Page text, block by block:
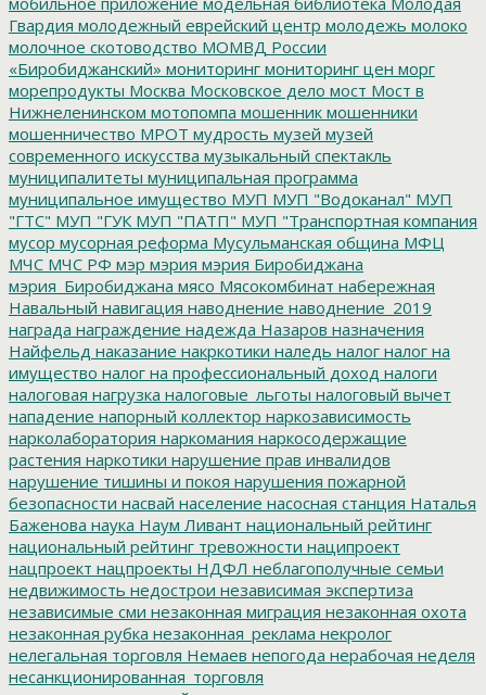
Гвардия молодежный еврейский центр молодежь молоко
молочное скотоводство МОМВД России
«Биробиджанский» мониторинг мониторинг цен морг
морепродукты Москва Московское дело мост Мост в
Нижнеленинском мотопомпа мошенник мошенники
мошенничество МРОТ мудрость музей музей
современного искусства музыкальный спектакль
муниципалитеты муниципальная программа
муниципальное имущество МУП МУП "Водоканал" МУП
"ГТС" МУП "ГУК МУП "ПАТП" МУП "Транспортная компания
мусор мусорная реформа Мусульманская община МФЦ
МЧС МЧС РФ мэр мэрия мэрия Биробиджана
мэрия_Биробиджана мясо Мясокомбинат набережная
Навальный навигация наводнение наводнение_2019
награда награждение надежда Назаров назначения
Найфельд наказание накркотики наледь налог налог на
имущество налог на профессиональный доход налоги
налоговая нагрузка налоговые_льготы налоговый вычет
нападение напорный коллектор наркозависимость
нарколаборатория наркомания наркосодержащие
растения наркотики нарушение прав инвалидов
нарушение тишины и покоя нарушения пожарной
безопасности насвай население насосная станция Наталья
Баженова наука Наум Ливант национальный рейтинг
национальный рейтинг тревожности наципроект
нацпроект нацпроекты НДФЛ неблагополучные семьи
недвижимость недострои независимая экспертиза
независимые сми незаконная миграция незаконная охота
незаконная рубка незаконная_реклама некролог
нелегальная торговля Немаев непогода нерабочая неделя
несанкционированная_торговля